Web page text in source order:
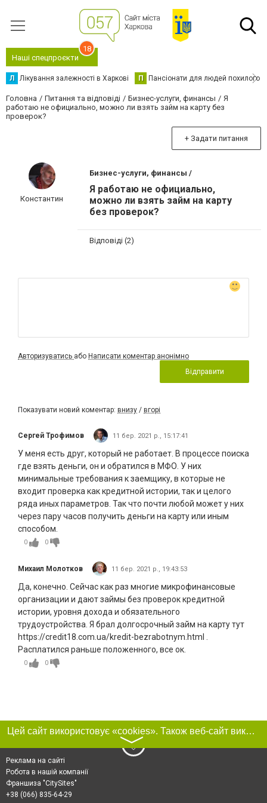
Наші спецпроєкти
18
Л Лікування залежності в Харкові П Пансіонати для людей похилого
Головна Питання та відповіді Бизнес-услуги, финансы
Я
работаю не официально, можно ли взять займ на карту без
проверок?
+ Задати питання
Константин
Бизнес-услуги, финансы /
Я работаю не официально,
можно ли взять займ на карту
без проверок?
Відповіді (2)
Авторизуватись або Написати коментар анонімно
Відправити
Показувати новий коментар: внизу / вгорі
Сергей Трофимов 11 бер. 2021 р., 15:17:41
У меня есть друг, который не работает. В процессе поиска
где взять деньги, он и обратился в МФО. У них
минимальные требования к заемщику, в которые не
входит проверка как кредитной истории, так и целого
ряда иных параметров. Так что почти любой может у них
через пару часов получить деньги на карту или иным
способом.
0 0
Михаил Молотков 11 бер. 2021 р., 19:43:53
Да, конечно. Сейчас как раз многие микрофинансовые
организации и дают займы без проверок кредитной
истории, уровня дохода и обязательного
трудоустройства. Я брал долгосрочный займ на карту тут
https://credit18.com.ua/kredit-bezrabotnym.html .
Расплатился раньше положенного, все ок.
0 0
Цей сайт використовує «cookies». Також веб-сайт використовує інтернет-сервіс для збору технічних даних стосовно відвідувачів з метою отримання маркетингової та статистичної інформації. Умови обробки даних відвідувачів сайту див.
〉
Реклама на сайті
Робота в нашій компанії
Франшиза "CitySites"
+38 (066) 835-64-29